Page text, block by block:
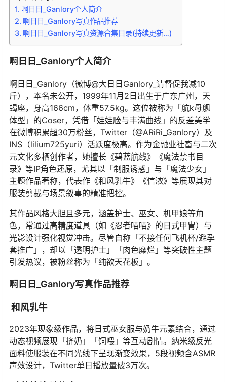
啊日日_Ganlory个人简介
啊日日_Ganlory写真作品推荐
啊日日_Ganlory写真资源合集目录(持续更新…)
啊日日_Ganlory个人简介
啊日日_Ganlory（微博@大日日Ganlory_请督促我减10
斤），本名未公开，1999年11月2日出生于广东广州，天
蝎座，身高166cm，体重57.5kg。这位被称为「航k母舰
体型」的Coser，凭借「娃娃脸与丰满曲线」的反差美学
在微博积累超30万粉丝，Twitter（@ARiRi_Ganlory）及
INS（lilium725yuri）活跃度极高。作为金融业社畜与二次
元文化多栖创作者，她擅长《碧蓝航线》《魔法禁书目
录》等IP角色还原，尤其以「制服诱惑」与「魔法少女」
主题作品著称，代表作《和风乳牛》《信浓》等展现其对
服装剪裁与场景叙事的精准把控。
其作品风格大胆且多元，涵盖护士、巫女、机甲娘等角
色，常通过高精度道具（如《忍者喵喵》的日式甲胄）与
光影设计强化视觉冲击。尽管自称「不接任何飞机杯/避孕
套推广」，却以「透明护士」「肉色糜烂」等突破性主题
引发热议，被粉丝称为「纯欲天花板」。
啊日日_Ganlory写真作品推荐
和风乳牛
2023年现象级作品，将日式巫女服与奶牛元素结合，通过
动态视频展现「挤奶」「饲喂」等互动剧情。纳米级反光
面料使服装在不同光线下呈现渐变效果，5段视频含ASMR
声效设计，Twitter单日播放量破3万次。